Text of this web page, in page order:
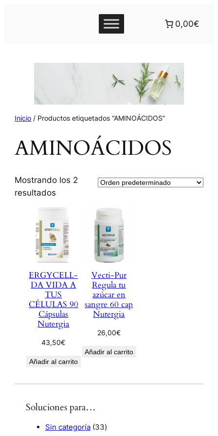
0,00€
Inicio / Productos etiquetados “AMINOÁCIDOS”
AMINOÁCIDOS
Mostrando los 2
resultados
ERGYCELL-
DA VIDA A
TUS
CÉLULAS 90
Cápsulas
Nutergia
43,50€
Añadir al carrito
Vecti-Pur
Regula tu
azúcar en
sangre 60 cap
Nutergia
26,00€
Añadir al carrito
Soluciones para…
Sin categoría 333